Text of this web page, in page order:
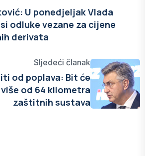
U ponedjeljak Vlada
odluke vezane za cijene
derivata
Sljedeći članak
od poplava: Bit će
od 64 kilometra
zaštitnih sustava